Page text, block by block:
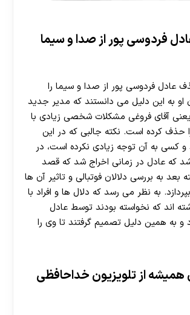
فردوسی پور از صدا و سیما
عادل فردوسی پور از صدا و سیما را
او به این دلیل می دانستند که مدیر جدید
آقای فروغی مشکلات شخصی زیادی با
حذف کرده است. نکته جالبی که در این
و کسی به آن توجه زیادی نکرده است، در
که عادل در زمانی اخراج شد که قصد
به بررسی دلالان فوتبالی و تاثیر آن ها
به نظر می رسد که دلال ها و افراد با
اند که نخواسته بودند توسط عادل
به همین دلیل تصمیم گرفتند تا وی را
همیشه از تلویزیون خداحافظی